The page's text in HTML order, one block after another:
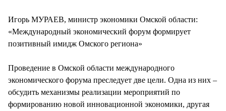
Игорь МУРАЕВ, министр экономики Омской области:
«Международный экономический форум формирует
позитивный имидж Омского региона»
Проведение в Омской области международного
экономического форума преследует две цели. Одна из них –
обсудить механизмы реализации мероприятий по
формированию новой инновационной экономики, другая